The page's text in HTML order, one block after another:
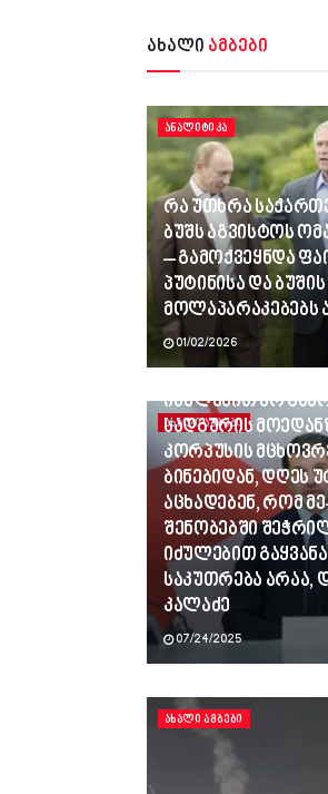
ახალი ამბები
ᲐᲜᲐᲚᲘᲢᲘᲙᲐ
რა უთხრა
ბუშს აგვისტოს
– გამოქვეყნდა
პუტინისა და
მოლაპარაკებებს
01/02/2026
ᲐᲮᲐᲚᲘ ᲐᲛᲑᲔᲑᲘ
იძულებით არ
სადგურის
კორპუსის
ბინებიდან, დღეს
აცხადებენ, რომ
შენობებში
იძულებით
საკუთრება არაა,
კალაძე
07/24/2025
ᲐᲮᲐᲚᲘ ᲐᲛᲑᲔᲑᲘ